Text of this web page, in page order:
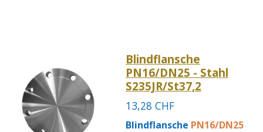
Blindflansche
PN16/DN25 - Stahl
S235JR/St37,2
13,28 CHF
Blindflansche PN16/DN25